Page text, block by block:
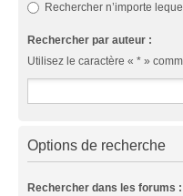
Rechercher n’importe
Rechercher par auteur :
Utilisez le caractère « * »
Options de recherche
Rechercher dans les forums :